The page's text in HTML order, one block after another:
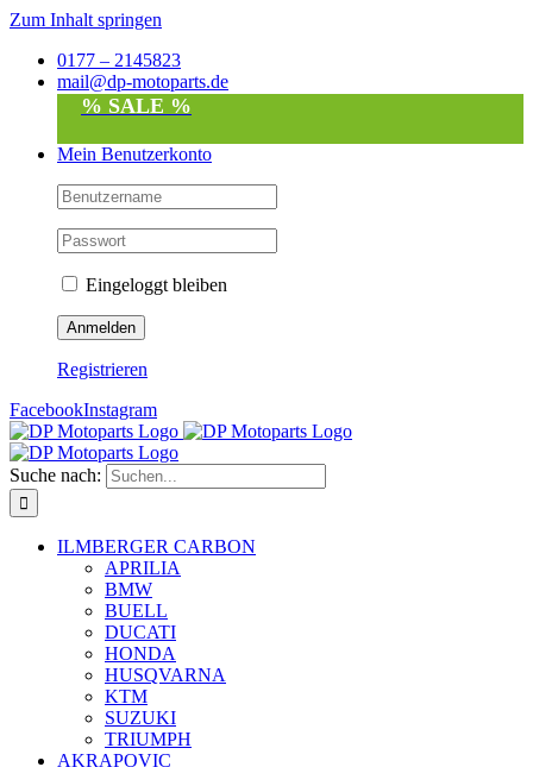
Zum Inhalt springen
0177 – 2145823
mail@dp-motoparts.de
% SALE %
Mein Benutzerkonto
Eingeloggt bleiben
Registrieren
FacebookInstagram
Suche nach:
ILMBERGER CARBON
APRILIA
BMW
BUELL
DUCATI
HONDA
HUSQVARNA
KTM
SUZUKI
TRIUMPH
AKRAPOVIC